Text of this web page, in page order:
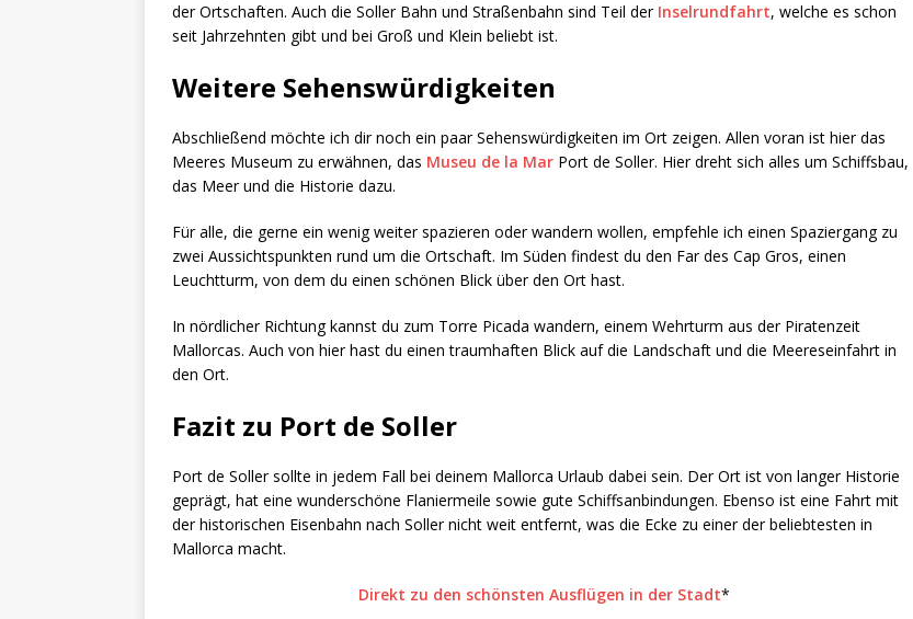
der Ortschaften. Auch die Soller Bahn und Straßenbahn sind Teil der Inselrundfahrt, welche es schon
seit Jahrzehnten gibt und bei Groß und Klein beliebt ist.
Weitere Sehenswürdigkeiten
Abschließend möchte ich dir noch ein paar Sehenswürdigkeiten im Ort zeigen. Allen voran ist hier das
Meeres Museum zu erwähnen, das Museu de la Mar Port de Soller. Hier dreht sich alles um Schiffsbau,
das Meer und die Historie dazu.
Für alle, die gerne ein wenig weiter spazieren oder wandern wollen, empfehle ich einen Spaziergang zu
zwei Aussichtspunkten rund um die Ortschaft. Im Süden findest du den Far des Cap Gros, einen
Leuchtturm, von dem du einen schönen Blick über den Ort hast.
In nördlicher Richtung kannst du zum Torre Picada wandern, einem Wehrturm aus der Piratenzeit
Mallorcas. Auch von hier hast du einen traumhaften Blick auf die Landschaft und die Meereseinfahrt in
den Ort.
Fazit zu Port de Soller
Port de Soller sollte in jedem Fall bei deinem Mallorca Urlaub dabei sein. Der Ort ist von langer Historie
geprägt, hat eine wunderschöne Flaniermeile sowie gute Schiffsanbindungen. Ebenso ist eine Fahrt mit
der historischen Eisenbahn nach Soller nicht weit entfernt, was die Ecke zu einer der beliebtesten in
Mallorca macht.
Direkt zu den schönsten Ausflügen in der Stadt*